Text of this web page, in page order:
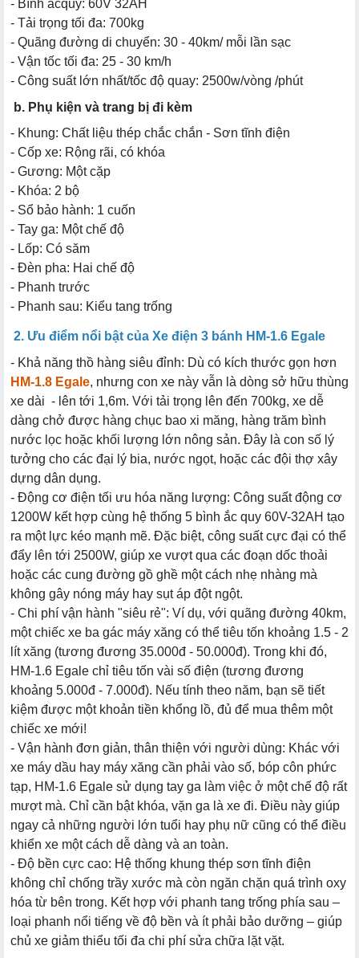
- Bình acquy: 60V 32AH
- Tải trọng tối đa: 700kg
- Quãng đường di chuyển: 30 - 40km/ mỗi lần sạc
- Vận tốc tối đa: 25 - 30 km/h
- Công suất lớn nhất/tốc độ quay: 2500w/vòng /phút
b. Phụ kiện và trang bị đi kèm
- Khung: Chất liệu thép chắc chắn - Sơn tĩnh điện
- Cốp xe: Rộng rãi, có khóa
- Gương: Một cặp
- Khóa: 2 bộ
- Sổ bảo hành: 1 cuốn
- Tay ga: Một chế độ
- Lốp: Có săm
- Đèn pha: Hai chế độ
- Phanh trước
- Phanh sau: Kiểu tang trống
2. Ưu điểm nổi bật của Xe điện 3 bánh HM-1.6 Egale
- Khả năng thồ hàng siêu đỉnh: Dù có kích thước gọn hơn
HM-1.8 Egale, nhưng con xe này vẫn là dòng sở hữu thùng
xe dài - lên tới 1,6m. Với tải trọng lên đến 700kg, xe dễ
dàng chở được hàng chục bao xi măng, hàng trăm bình
nước lọc hoặc khối lượng lớn nông sản. Đây là con số lý
tưởng cho các đại lý bia, nước ngọt, hoặc các đội thợ xây
dựng dân dụng.
- Động cơ điện tối ưu hóa năng lượng: Công suất động cơ
1200W kết hợp cùng hệ thống 5 bình ắc quy 60V-32AH tạo
ra một lực kéo mạnh mẽ. Đặc biệt, công suất cực đại có thể
đẩy lên tới 2500W, giúp xe vượt qua các đoạn dốc thoải
hoặc các cung đường gồ ghề một cách nhẹ nhàng mà
không gây nóng máy hay sụt áp đột ngột.
- Chi phí vận hành "siêu rẻ": Ví dụ, với quãng đường 40km,
một chiếc xe ba gác máy xăng có thể tiêu tốn khoảng 1.5 - 2
lít xăng (tương đương 35.000đ - 50.000đ). Trong khi đó,
HM-1.6 Egale chỉ tiêu tốn vài số điện (tương đương
khoảng 5.000đ - 7.000đ). Nếu tính theo năm, bạn sẽ tiết
kiệm được một khoản tiền khổng lồ, đủ để mua thêm một
chiếc xe mới!
- Vận hành đơn giản, thân thiện với người dùng: Khác với
xe máy dầu hay máy xăng cần phải vào số, bóp côn phức
tạp, HM-1.6 Egale sử dụng tay ga làm việc ở một chế độ rất
mượt mà. Chỉ cần bật khóa, vặn ga là xe đi. Điều này giúp
ngay cả những người lớn tuổi hay phụ nữ cũng có thể điều
khiển xe một cách dễ dàng và an toàn.
- Độ bền cực cao: Hệ thống khung thép sơn tĩnh điện
không chỉ chống trầy xước mà còn ngăn chặn quá trình oxy
hóa từ bên trong. Kết hợp với phanh tang trống phía sau –
loại phanh nổi tiếng về độ bền và ít phải bảo dưỡng – giúp
chủ xe giảm thiểu tối đa chi phí sửa chữa lặt vặt.